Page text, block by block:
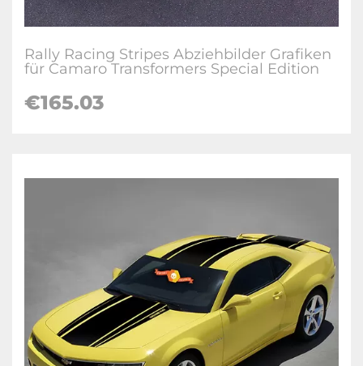
Rally Racing Stripes Abziehbilder Grafiken
für Camaro Transformers Special Edition
€165.03